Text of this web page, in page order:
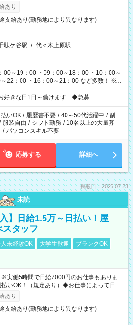
あり
支給あり(勤務地により異なります)
駄ケ谷駅 / 代々木上原駅
00～19：00 ・09：00～18：00 ・10：00～
00 ・16：00～21：00 など多数！ ※お
が異なります
きな日1日～働けます ◆急募
払いOK / 履歴書不要 / 40～50代活躍中 / 副
/ 服装自由 / シフト勤務 / 10名以上の大量募
/ パソコンスキル不要
応募する 詳細へ
掲載日：2026.07.23
未読
】日給1.5万～日払い！屋
スタッフ
未経験OK 大学生歓迎
ブランクOK
実働5時間で日給7000円のお仕事もありま
いOK！（規定あり）◆お仕事によって日給
あり
支給あり(勤務地により異なります)